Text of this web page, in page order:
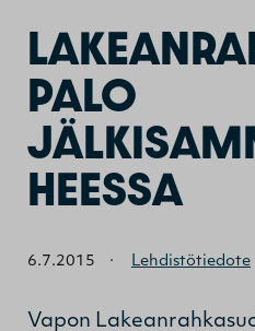
PALO
HEESSA
6.7.2015 · Lehdistötiedote
Vapon